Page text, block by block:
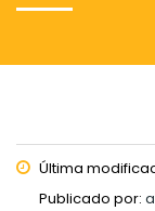
Última
Publicado por: